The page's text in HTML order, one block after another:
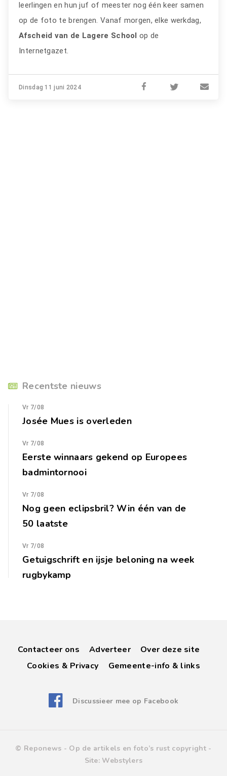
leerlingen en hun juf of meester nog één keer samen
op de foto te brengen. Vanaf morgen, elke werkdag,
Afscheid van de Lagere School op de
Internetgazet.
Dinsdag 11 juni 2024
Recentste nieuws
Vr 7/08
Josée Mues is overleden
Vr 7/08
Eerste winnaars gekend op Europees
badmintornooi
Vr 7/08
Nog geen eclipsbril? Win één van de
50 laatste
Vr 7/08
Getuigschrift en ijsje beloning na week
rugbykamp
Contacteer ons Adverteer
Over deze site
Cookies & Privacy
Gemeente-info & links
Discussieer mee op Facebook
© Reponews - Op de artikels en foto’s rust copyright -
Site: Webstylers